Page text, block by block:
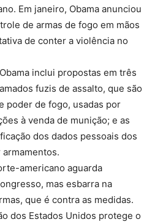
Em janeiro, Obama anunciou
de armas de fogo em mãos
de conter a violência no
inclui propostas em três
fuzis de assalto, que são
poder de fogo, usadas por
à venda de munição; e as
dos dados pessoais dos
americano aguarda
mas esbarra na
que é contra as medidas.
dos Estados Unidos protege o